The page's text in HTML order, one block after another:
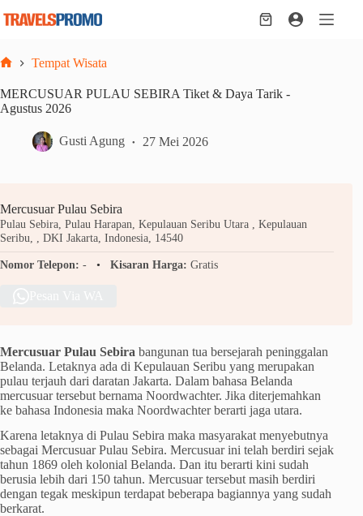
Shopping
Tempat Wisata
MERCUSUAR PULAU SEBIRA Tiket & Daya Tarik -
Agustus 2026
Gusti Agung 27 Mei 2026
Mercusuar Pulau Sebira
Pulau Sebira, Pulau Harapan, Kepulauan Seribu Utara , Kepulauan
Seribu, , DKI Jakarta, Indonesia, 14540
Nomor Telepon: - Kisaran Harga: Gratis
Mercusuar Pulau Sebira bangunan tua bersejarah peninggalan
Belanda. Letaknya ada di Kepulauan Seribu yang merupakan
pulau terjauh dari daratan Jakarta. Dalam bahasa Belanda
mercusuar tersebut bernama Noordwachter. Jika diterjemahkan
ke bahasa Indonesia maka Noordwachter berarti jaga utara.
Karena letaknya di Pulau Sebira maka masyarakat menyebutnya
sebagai Mercusuar Pulau Sebira. Mercusuar ini telah berdiri sejak
tahun 1869 oleh kolonial Belanda. Dan itu berarti kini sudah
berusia lebih dari 150 tahun. Mercusuar tersebut masih berdiri
dengan tegak meskipun terdapat beberapa bagiannya yang sudah
berkarat.